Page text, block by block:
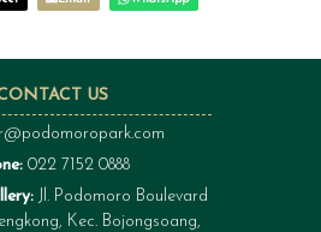
US
022 7152 0888
Jl. Podomoro Boulevard
Kec. Bojongsoang,